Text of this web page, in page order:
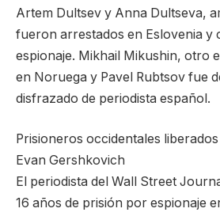
Artem Dultsev y Anna Dultseva,
fueron arrestados en Eslovenia y
espionaje. Mikhail Mikushin, otro
en Noruega y Pavel Rubtsov fue
disfrazado de periodista español.
Prisioneros occidentales liberados
Evan Gershkovich
El periodista del Wall Street
16 años de prisión por espionaje